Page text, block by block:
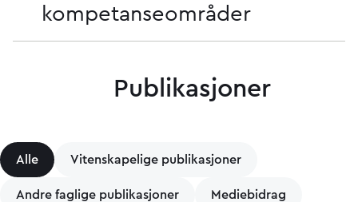
kompetanseområder
Publikasjoner
Alle Vitenskapelige publikasjoner
Andre faglige publikasjoner Mediebidrag